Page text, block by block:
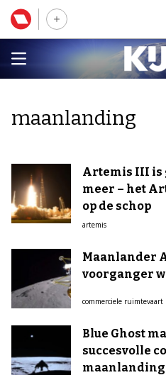
maanlanding
Artemis III is
meer – het
op de schop
artemis
Maanlander
voorganger
commerciele ruimtevaart
Blue Ghost
succesvolle
maanlanding